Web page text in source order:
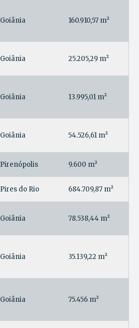
Goiânia 160.910,57 m²
Goiânia 25.205,29 m²
Goiânia 13.995,01 m²
Goiânia 54.526,61 m²
Pirenópolis 9.600 m²
Pires do Rio 684.709,87 m²
Goiânia 78.538,44 m²
Goiânia 35.139,22 m²
Goiânia 75.456 m²